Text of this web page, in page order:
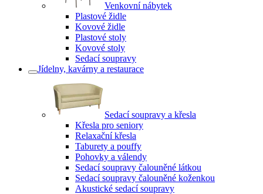
Venkovní nábytek
Plastové židle
Kovové židle
Plastové stoly
Kovové stoly
Sedací soupravy
Jídelny, kavárny a restaurace
Sedací soupravy a křesla
Křesla pro seniory
Relaxační křesla
Taburety a pouffy
Pohovky a válendy
Sedací soupravy čalouněné látkou
Sedací soupravy čalouněné koženkou
Akustické sedací soupravy